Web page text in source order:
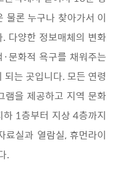
물론 누구나 찾아가서 이
다양한 정보매체의 변화
문화적 욕구를 채워주는
는 곳입니다. 모든 연령
램을 제공하고 지역 문화
1층부터 지상 4층까지
실과 열람실, 휴먼라이
.